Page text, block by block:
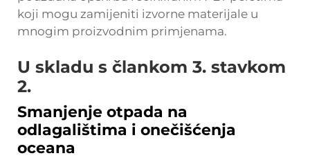
koji mogu zamijeniti izvorne materijale u
mnogim proizvodnim primjenama.
U skladu s člankom 3. stavkom
2.
Smanjenje otpada na
odlagalištima i onečišćenja
oceana